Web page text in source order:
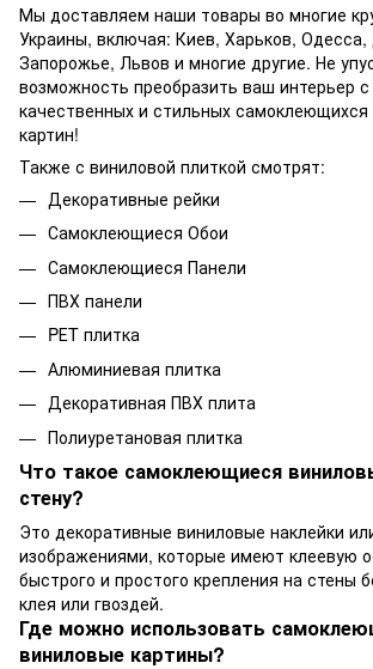
Мы доставляем наши товары во многие
Украины, включая: Киев, Харьков,
Запорожье, Львов и многие другие. Не
возможность преобразить ваш интерьер
качественных и стильных
картин!
Также с виниловой плиткой смотрят:
Декоративные рейки
Самоклеющиеся Обои
Самоклеющиеся Панели
ПВХ панели
PЕT плитка
Алюминиевая плитка
Декоративная ПВХ плита
Полиуретановая плитка
Что такое самоклеющиеся
стену?
Это декоративные виниловые наклейки
изображениями, которые имеют клеевую
быстрого и простого крепления на стены
клея или гвоздей.
Где можно использовать
виниловые картины?